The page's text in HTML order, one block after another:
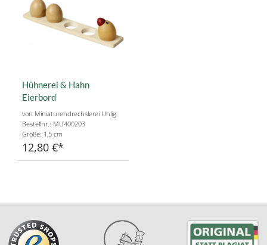
Hühnerei & Hahn
Eierbord
von Miniaturendrechslerei Uhlig
Bestellnr.: MU400203
Größe: 1,5 cm
12,80 €